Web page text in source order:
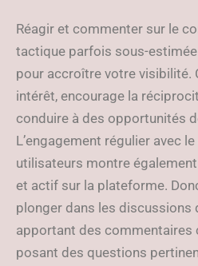
Réagir et commenter sur le
tactique parfois sous-
pour accroître votre visibilité.
intérêt, encourage la
conduire à des opportunités
L’engagement régulier avec
utilisateurs montre
et actif sur la plateforme.
plonger dans les discussions
apportant des commentaires
posant des questions